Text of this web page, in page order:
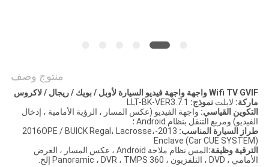
منتوج وصف
Wifi TV GVIF واجهة واجهة فيديو السيارة لأوبل / بويك / ريجال / لاكروس
ماركة: لايلت نموذج:
التكوين القياسي: واجهة الفيديو (عكس المسار ، الرؤية الأمامية ، إدخال
الفيديو) ومربع التنقل بنظام Android ؛
طراز السيارة المناسب:
2013-2016OPE / BUICK Regal، Lacrosse،
Enclave (Car CUE SYSTEM)
الترقية وظيفة:
المس نظام ملاحة Android ، عكس المسار ، العرض
الأمامي ، DVD ، التلفزيون ، 360 Panoramic ، DVR ، TMPS إلخ.